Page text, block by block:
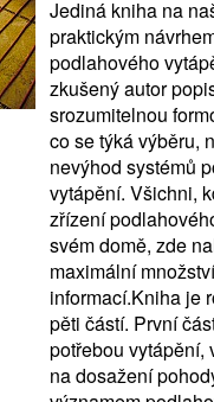
Jediná kniha na
praktickým
podlahového
zkušený autor
srozumitelnou
co se týká výběru,
nevýhod systémů
vytápění. Všichni,
zřízení
svém domě, zde
maximální
informací.Kniha je
pěti částí. První
potřebou vytápění,
na dosažení